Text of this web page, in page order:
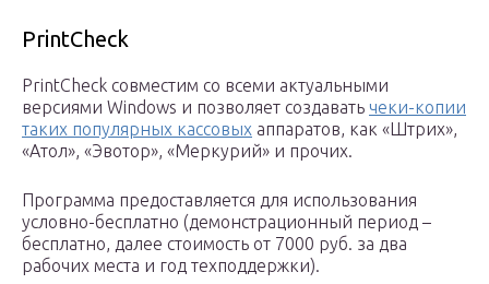
PrintCheck
PrintCheck совместим со всеми актуальными
версиями Windows и позволяет создавать чеки-копии
таких популярных кассовых аппаратов, как «Штрих»,
«Атол», «Эвотор», «Меркурий» и прочих.
Программа предоставляется для использования
условно-бесплатно (демонстрационный период –
бесплатно, далее стоимость от 7000 руб. за два
рабочих места и год техподдержки).